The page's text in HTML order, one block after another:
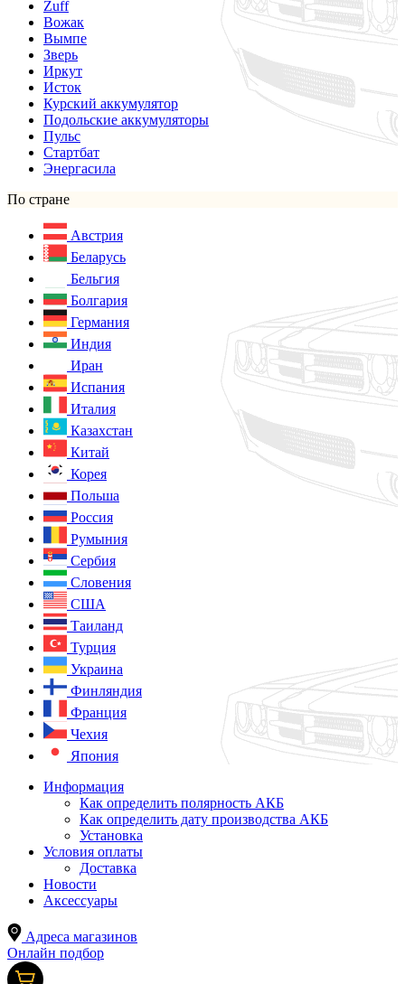
Zuff
Вожак
Вымпе
Зверь
Иркут
Исток
Курский аккумулятор
Подольские аккумуляторы
Пульс
Стартбат
Энергасила
По стране
Австрия
Беларусь
Бельгия
Болгария
Германия
Индия
Иран
Испания
Италия
Казахстан
Китай
Корея
Польша
Россия
Румыния
Сербия
Словения
США
Таиланд
Турция
Украина
Финляндия
Франция
Чехия
Япония
Информация
Как определить полярность АКБ
Как определить дату производства АКБ
Установка
Условия оплаты
Доставка
Новости
Аксессуары
Адреса магазинов
Онлайн подбор